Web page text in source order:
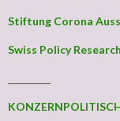
Stiftung Corona
Swiss Policy